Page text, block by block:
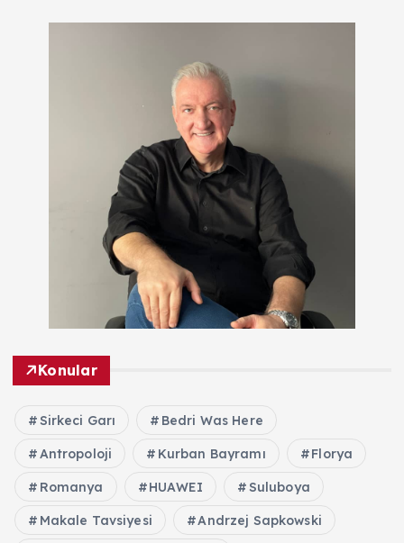
Konular
Sirkeci Garı Bedri Was Here
Antropoloji Kurban Bayramı Florya
Romanya HUAWEI Suluboya
Makale Tavsiyesi Andrzej Sapkowski